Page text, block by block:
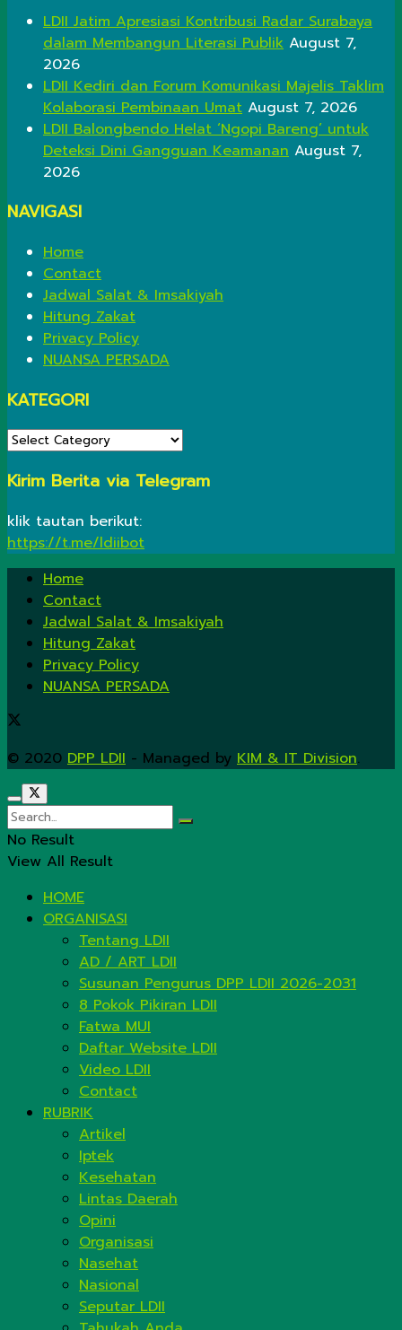
LDII Jatim Apresiasi Kontribusi Radar Surabaya
dalam Membangun Literasi Publik August 7,
2026
LDII Kediri dan Forum Komunikasi Majelis Taklim
Kolaborasi Pembinaan Umat August 7, 2026
LDII Balongbendo Helat ‘Ngopi Bareng’ untuk
Deteksi Dini Gangguan Keamanan August 7,
2026
NAVIGASI
Home
Contact
Jadwal Salat & Imsakiyah
Hitung Zakat
Privacy Policy
NUANSA PERSADA
KATEGORI
KATEGORI
Kirim Berita via Telegram
klik tautan berikut:
https://t.me/ldiibot
Home
Contact
Jadwal Salat & Imsakiyah
Hitung Zakat
Privacy Policy
NUANSA PERSADA
© 2020 DPP LDII - Managed by KIM & IT Division.
No Result
View All Result
HOME
ORGANISASI
Tentang LDII
AD / ART LDII
Susunan Pengurus DPP LDII 2026-2031
8 Pokok Pikiran LDII
Fatwa MUI
Daftar Website LDII
Video LDII
Contact
RUBRIK
Artikel
Iptek
Kesehatan
Lintas Daerah
Opini
Organisasi
Nasehat
Nasional
Seputar LDII